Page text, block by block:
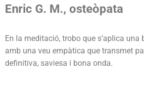
Enric G. M., osteòpata
En la meditació, trobo que s’aplica
amb una veu empàtica que transmet
definitiva, saviesa i bona onda.